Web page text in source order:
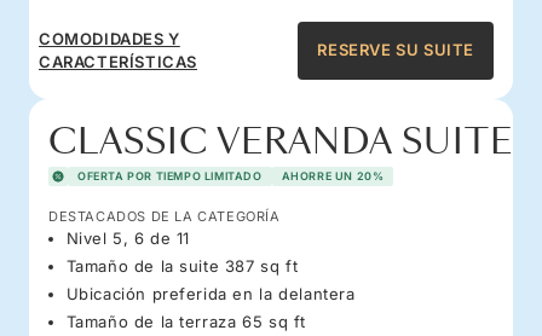
COMODIDADES Y
CARACTERÍSTICAS
RESERVE SU SUITE
CLASSIC VERANDA SUITE
OFERTA POR TIEMPO LIMITADO AHORRE UN 20%
DESTACADOS DE LA CATEGORÍA
Nivel 5, 6 de 11
Tamaño de la suite 387 sq ft
Ubicación preferida en la delantera
Tamaño de la terraza 65 sq ft